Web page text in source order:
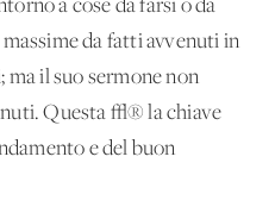
a cose da farsi o da
da fatti avvenuti in
il suo sermone non
Questa √® la chiave
e del buon